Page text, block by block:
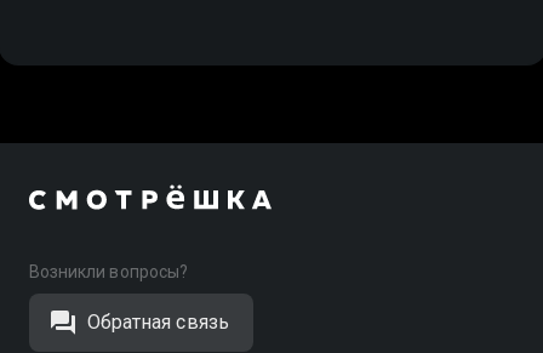
Возникли вопросы?
Обратная связь